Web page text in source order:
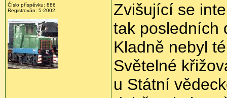
Číslo příspěvku: 886
Registrován: 5-2002
Zvišující se
tak posledních
Kladně nebyl
Světelné
u Státní